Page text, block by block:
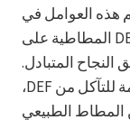
هذه العوامل في
تحسين الكفاءة وزيادة الأرباح. شركة DEF المطاطية على
النجاح المتبادل.
تعتبر الصفائح المطاطية الطبيعية المقاومة للتآكل من DEF،
ما يزيد عن 95% من المطاط الطبيعي